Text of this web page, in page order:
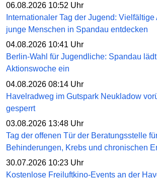
06.08.2026 10:52 Uhr
Internationaler Tag der Jugend: Vielfältige
junge Menschen in Spandau entdecken
04.08.2026 10:41 Uhr
Berlin-Wahl für Jugendliche: Spandau
Aktionswoche ein
04.08.2026 08:14 Uhr
Havelradweg im Gutspark Neukladow
gesperrt
03.08.2026 13:48 Uhr
Tag der offenen Tür der Beratungsstelle
Behinderungen, Krebs und chronischen
30.07.2026 10:23 Uhr
Kostenlose Freiluftkino-Events an der